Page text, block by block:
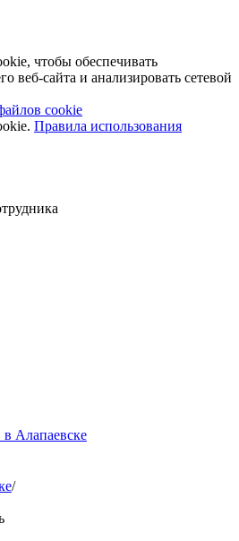
чтобы обеспечивать
веб-сайта и анализировать сетевой
cookie
Правила использования
Алапаевске
/